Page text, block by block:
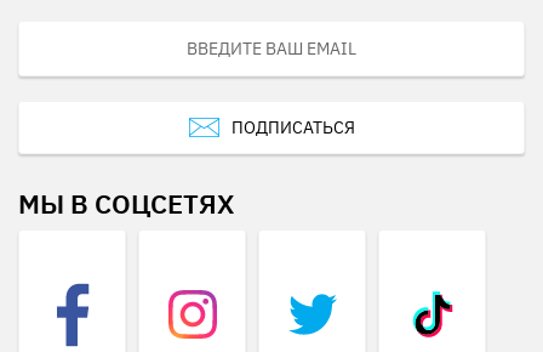
ПОДПИСАТЬСЯ
МЫ В СОЦСЕТЯХ